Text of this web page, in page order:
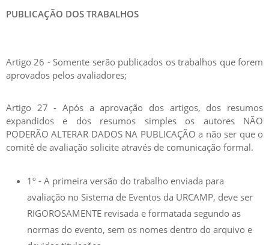
PUBLICAÇÃO DOS TRABALHOS
Artigo 26 - Somente serão publicados os trabalhos que forem
aprovados pelos avaliadores;
Artigo 27 - Após a aprovação dos artigos, dos resumos
expandidos e dos resumos simples os autores NÃO
PODERÃO ALTERAR DADOS NA PUBLICAÇÃO a não ser que o
comitê de avaliação solicite através de comunicação formal.
1º - A primeira versão do trabalho enviada para
avaliação no Sistema de Eventos da URCAMP, deve ser
RIGOROSAMENTE revisada e formatada segundo as
normas do evento, sem os nomes dentro do arquivo e